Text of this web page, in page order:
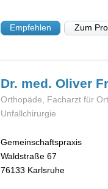
Empfehlen Zum
Dr. med. Oliver
Orthopäde, Facharzt für
Unfallchirurgie
Gemeinschaftspraxis
Waldstraße 67
76133 Karlsruhe